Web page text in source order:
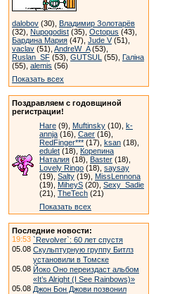
dalobov (30), Владимир Золотарёв
(32), Nupogodist (35), Octopus (43),
Бардина Мария (47), Jude V(51),
vaclav (51), AndreW_A(53),
Ruslan_SF (53), GUTSUL (55), Галіна
(55), alemis (56)
Показать всех
Поздравляем с годовщиной
регистрации!
Hare (9), Muftinsky (10), k-
annja (16), Caer (16),
RedFinger*** (17), ksan (18),
edulet (18), Корепина
Наталия (18), Baster (18),
Lovely Ringo (18), saysay
(19), Salty (19), MissLennona
(19), MiheyS (20), Sexy_Sadie
(21), TheTech (21)
Показать всех
Последние новости:
19:53 `Revolver`: 60 лет спустя
05.08 Скульптурную группу Битлз
установили в Томске
05.08 Йоко Оно переиздаст альбом
«It’s Alright (I See Rainbows)»
05.08 Джон Бон Джови позвонил